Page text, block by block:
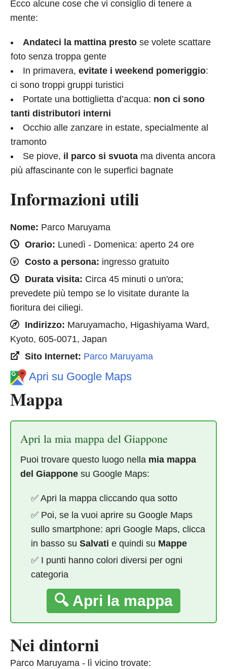
Ecco alcune cose che vi consiglio di tenere a
mente:
Andateci la mattina presto se volete scattare
foto senza troppa gente
In primavera, evitate i weekend pomeriggio:
ci sono troppi gruppi turistici
Portate una bottiglietta d’acqua: non ci sono
tanti distributori interni
Occhio alle zanzare in estate, specialmente al
tramonto
Se piove, il parco si svuota ma diventa ancora
più affascinante con le superfici bagnate
Informazioni utili
Nome: Parco Maruyama
Orario: Lunedì - Domenica: aperto 24 ore
Costo a persona: ingresso gratuito
Durata visita: Circa 45 minuti o un'ora;
prevedete più tempo se lo visitate durante la
fioritura dei ciliegi.
Indirizzo: Maruyamacho, Higashiyama Ward,
Kyoto, 605-0071, Japan
Sito Internet: Parco Maruyama
Apri su Google Maps
Mappa
Apri la mia mappa del Giappone
Puoi trovare questo luogo nella mia mappa
del Giappone su Google Maps:
✅ Apri la mappa cliccando qua sotto
✅ Poi, se la vuoi aprire su Google Maps
sullo smartphone: apri Google Maps, clicca
in basso su Salvati e quindi su Mappe
✅ I punti hanno colori diversi per ogni
categoria
🔍 Apri la mappa
Nei dintorni
Parco Maruyama - lì vicino trovate: